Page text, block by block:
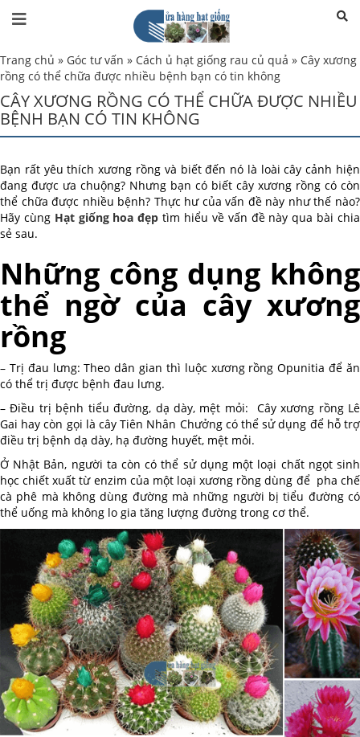
Trang chủ » Góc tư vấn » Cách ủ hạt giống rau củ quả » Cây xương
rồng có thể chữa được nhiều bệnh bạn có tin không
CÂY XƯƠNG RỒNG CÓ THỂ CHỮA ĐƯỢC NHIỀU
BỆNH BẠN CÓ TIN KHÔNG
Bạn rất yêu thích xương rồng và biết đến nó là loài cây cảnh hiện
đang được ưa chuộng? Nhưng bạn có biết cây xương rồng có còn
thể chữa được nhiều bệnh? Thực hư của vấn đề này như thế nào?
Hãy cùng Hạt giống hoa đẹp tìm hiểu về vấn đề này qua bài chia
sẻ sau.
Những công dụng không
thể ngờ của cây xương
rồng
– Trị đau lưng: Theo dân gian thì luộc xương rồng Opunitia để ăn
có thể trị được bệnh đau lưng.
– Điều trị bệnh tiểu đường, dạ dày, mệt mỏi: Cây xương rồng Lê
Gai hay còn gọi là cây Tiên Nhân Chưởng có thể sử dụng để hỗ trợ
điều trị bệnh dạ dày, hạ đường huyết, mệt mỏi.
Ở Nhật Bản, người ta còn có thể sử dụng một loại chất ngọt sinh
học chiết xuất từ enzim của một loại xương rồng dùng để pha chế
cà phê mà không dùng đường mà những người bị tiểu đường có
thể uống mà không lo gia tăng lượng đường trong cơ thể.